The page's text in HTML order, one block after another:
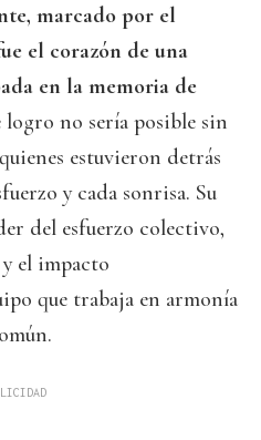
marcado por el
el corazón de una
en la memoria de
logro no sería posible sin
estuvieron detrás
y cada sonrisa. Su
del esfuerzo colectivo,
el impacto
que trabaja en armonía